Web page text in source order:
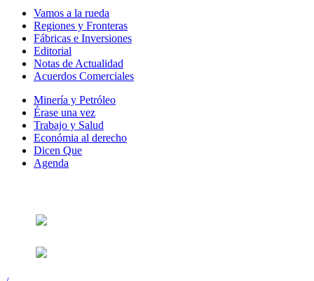
Vamos a la rueda
Regiones y Fronteras
Fábricas e Inversiones
Editorial
Notas de Actualidad
Acuerdos Comerciales
Minería y Petróleo
Érase una vez
Trabajo y Salud
Económia al derecho
Dicen Que
Agenda